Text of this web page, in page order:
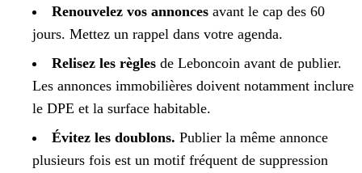
Renouvelez vos annonces avant le cap des 60
jours. Mettez un rappel dans votre agenda.
Relisez les règles de Leboncoin avant de publier.
Les annonces immobilières doivent notamment inclure
le DPE et la surface habitable.
Évitez les doublons. Publier la même annonce
plusieurs fois est un motif fréquent de suppression